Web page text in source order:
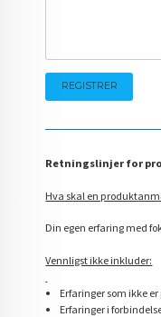
Retningslinjer for
Hva skal en
Din egen erfaring med
Vennligst ikke inkluder:
Erfaringer som ikke
Erfaringer i